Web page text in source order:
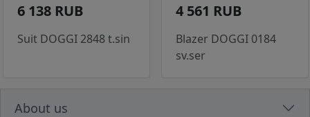
6 138 RUB
Suit DOGGI 2848 t.sin
4 561 RUB
Blazer DOGGI 0184
sv.ser
About us